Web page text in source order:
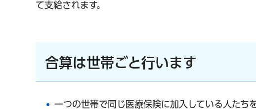
て支給されます。
合算は世帯ごと行います
一つの世帯で同じ医療保険に加入している人たち